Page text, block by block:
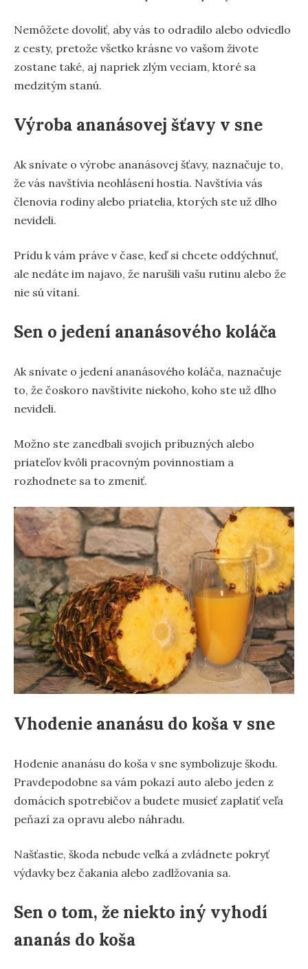
Nemôžete dovoliť, aby vás to odradilo alebo odviedlo
z cesty, pretože všetko krásne vo vašom živote
zostane také, aj napriek zlým veciam, ktoré sa
medzitým stanú.
Výroba ananásovej šťavy v sne
Ak snívate o výrobe ananásovej šťavy, naznačuje to,
že vás navštívia neohlásení hostia. Navštívia vás
členovia rodiny alebo priatelia, ktorých ste už dlho
nevideli.
Prídu k vám práve v čase, keď si chcete oddýchnuť,
ale nedáte im najavo, že narušili vašu rutinu alebo že
nie sú vítaní.
Sen o jedení ananásového koláča
Ak snívate o jedení ananásového koláča, naznačuje
to, že čoskoro navštívite niekoho, koho ste už dlho
nevideli.
Možno ste zanedbali svojich príbuzných alebo
priateľov kvôli pracovným povinnostiam a
rozhodnete sa to zmeniť.
Vhodenie ananásu do koša v sne
Hodenie ananásu do koša v sne symbolizuje škodu.
Pravdepodobne sa vám pokazí auto alebo jeden z
domácich spotrebičov a budete musieť zaplatiť veľa
peňazí za opravu alebo náhradu.
Našťastie, škoda nebude veľká a zvládnete pokryť
výdavky bez čakania alebo zadlžovania sa.
Sen o tom, že niekto iný vyhodí
ananás do koša